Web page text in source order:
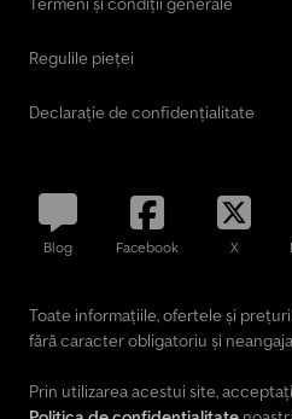
Regulile pieței
Declarație de confidențialitate
Blog Facebook X
Toate informațiile, ofertele și
fără caracter obligatoriu și
Prin utilizarea acestui site, acceptați